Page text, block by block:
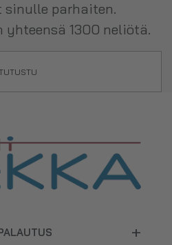
sinulle parhaiten.
1300 neliötä.
+